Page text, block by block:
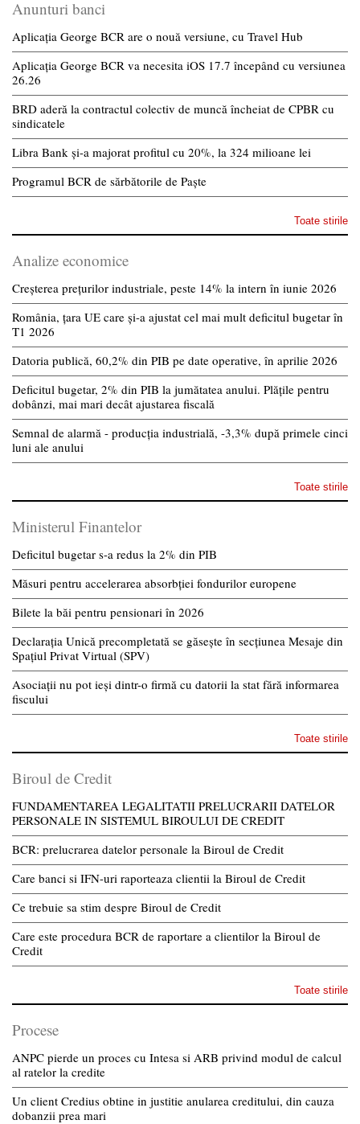
Anunturi banci
Aplicația George BCR are o nouă versiune, cu Travel Hub
Aplicația George BCR va necesita iOS 17.7 începând cu versiunea
26.26
BRD aderă la contractul colectiv de muncă încheiat de CPBR cu
sindicatele
Libra Bank și-a majorat profitul cu 20%, la 324 milioane lei
Programul BCR de sărbătorile de Paște
Toate stirile
Analize economice
Creșterea prețurilor industriale, peste 14% la intern în iunie 2026
România, țara UE care și-a ajustat cel mai mult deficitul bugetar în
T1 2026
Datoria publică, 60,2% din PIB pe date operative, în aprilie 2026
Deficitul bugetar, 2% din PIB la jumătatea anului. Plățile pentru
dobânzi, mai mari decât ajustarea fiscală
Semnal de alarmă - producția industrială, -3,3% după primele cinci
luni ale anului
Toate stirile
Ministerul Finantelor
Deficitul bugetar s-a redus la 2% din PIB
Măsuri pentru accelerarea absorbției fondurilor europene
Bilete la băi pentru pensionari în 2026
Declarația Unică precompletată se găsește în secțiunea Mesaje din
Spațiul Privat Virtual (SPV)
Asociații nu pot ieși dintr-o firmă cu datorii la stat fără informarea
fiscului
Toate stirile
Biroul de Credit
FUNDAMENTAREA LEGALITATII PRELUCRARII DATELOR
PERSONALE IN SISTEMUL BIROULUI DE CREDIT
BCR: prelucrarea datelor personale la Biroul de Credit
Care banci si IFN-uri raporteaza clientii la Biroul de Credit
Ce trebuie sa stim despre Biroul de Credit
Care este procedura BCR de raportare a clientilor la Biroul de
Credit
Toate stirile
Procese
ANPC pierde un proces cu Intesa si ARB privind modul de calcul
al ratelor la credite
Un client Credius obtine in justitie anularea creditului, din cauza
dobanzii prea mari